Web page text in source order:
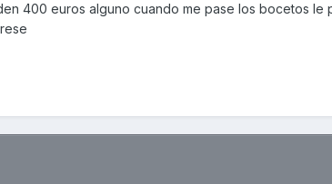
400 euros alguno cuando me pase los bocetos le